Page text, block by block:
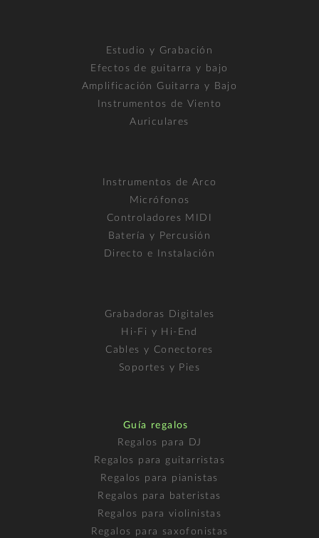
Estudio y Grabación
Efectos de guitarra y bajo
Amplificación Guitarra y Bajo
Instrumentos de Viento
Auriculares
Instrumentos de Arco
Micrófonos
Controladores MIDI
Batería y Percusión
Directo e Instalación
Grabadoras Digitales
Hi-Fi y Hi-End
Cables y Conectores
Soportes y Pies
Guía regalos
Regalos para DJ
Regalos para guitarristas
Regalos para pianistas
Regalos para bateristas
Regalos para violinistas
Regalos para saxofonistas